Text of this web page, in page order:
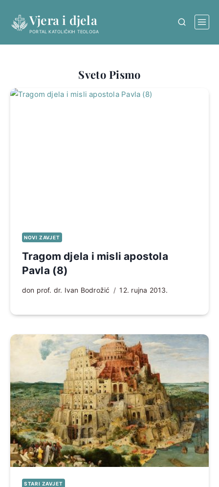
content
Vjera i djela
PORTAL KATOLIČKIH TEOLOGA
Sveto Pismo
NOVI ZAVJET
Tragom djela i misli apostola
Pavla (8)
don prof. dr. Ivan Bodrožić 12. rujna 2013.
STARI ZAVJET